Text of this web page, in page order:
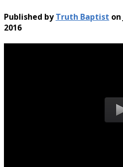
Published byTruth Baptist on
2016